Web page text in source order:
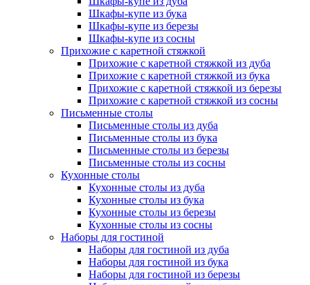
Шкафы-купе из бука
Шкафы-купе из березы
Шкафы-купе из сосны
Прихожие с каретной стяжкой
Прихожие с каретной стяжкой из дуба
Прихожие с каретной стяжкой из бука
Прихожие с каретной стяжкой из березы
Прихожие с каретной стяжкой из сосны
Письменные столы
Письменные столы из дуба
Письменные столы из бука
Письменные столы из березы
Письменные столы из сосны
Кухонные столы
Кухонные столы из дуба
Кухонные столы из бука
Кухонные столы из березы
Кухонные столы из сосны
Наборы для гостиной
Наборы для гостиной из дуба
Наборы для гостиной из бука
Наборы для гостиной из березы